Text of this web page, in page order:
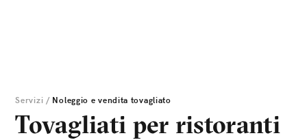
Servizi / Noleggio e vendita tovagliato
Tovagliati per ristoranti